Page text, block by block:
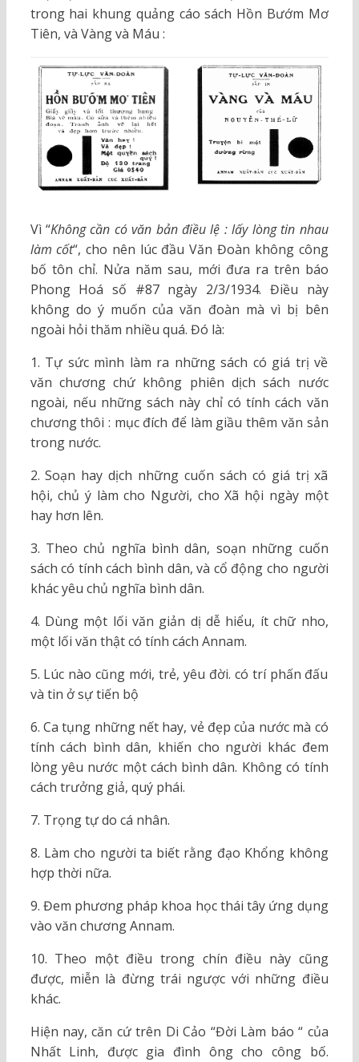
trong hai khung quảng cáo sách Hồn Bướm Mơ
Tiên, và Vàng và Máu :
Vì “Không cần có văn bản điều lệ : lấy lòng tin nhau
làm cốt“, cho nên lúc đầu Văn Đoàn không công
bố tôn chỉ. Nửa năm sau, mới đưa ra trên báo
Phong Hoá số #87 ngày 2/3/1934. Điều này
không do ý muốn của văn đoàn mà vì bị bên
ngoài hỏi thăm nhiều quá. Đó là:
1. Tự sức mình làm ra những sách có giá trị về
văn chương chứ không phiên dịch sách nước
ngoài, nếu những sách này chỉ có tính cách văn
chương thôi : mục đích để làm giầu thêm văn sản
trong nước.
2. Soạn hay dịch những cuốn sách có giá trị xã
hội, chủ ý làm cho Người, cho Xã hội ngày một
hay hơn lên.
3. Theo chủ nghĩa bình dân, soạn những cuốn
sách có tính cách bình dân, và cổ động cho người
khác yêu chủ nghĩa bình dân.
4. Dùng một lối văn giản dị dễ hiểu, ít chữ nho,
một lối văn thật có tính cách Annam.
5. Lúc nào cũng mới, trẻ, yêu đời. có trí phấn đấu
và tin ở sự tiến bộ
6. Ca tụng những nết hay, vẻ đẹp của nước mà có
tính cách bình dân, khiến cho người khác đem
lòng yêu nước một cách bình dân. Không có tính
cách trưởng giả, quý phái.
7. Trọng tự do cá nhân.
8. Làm cho người ta biết rằng đạo Khổng không
hợp thời nữa.
9. Đem phương pháp khoa học thái tây ứng dụng
vào văn chương Annam.
10. Theo một điều trong chín điều này cũng
được, miễn là đừng trái ngược với những điều
khác.
Hiện nay, căn cứ trên Di Cảo “Đời Làm báo “ của
Nhất Linh, được gia đình ông cho công bố.